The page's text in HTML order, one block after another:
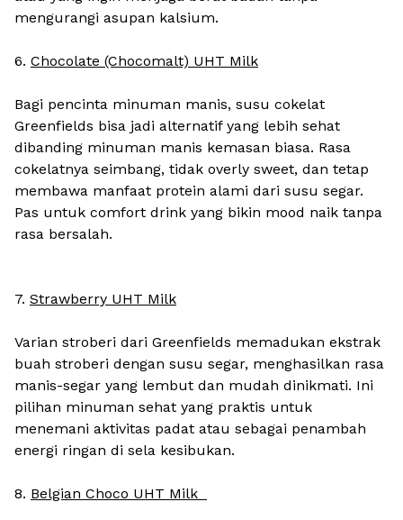
mengurangi asupan kalsium.
6. Chocolate (Chocomalt) UHT Milk
Bagi pencinta minuman manis, susu cokelat
Greenfields bisa jadi alternatif yang lebih sehat
dibanding minuman manis kemasan biasa. Rasa
cokelatnya seimbang, tidak overly sweet, dan tetap
membawa manfaat protein alami dari susu segar.
Pas untuk comfort drink yang bikin mood naik tanpa
rasa bersalah.
7. Strawberry UHT Milk
Varian stroberi dari Greenfields memadukan ekstrak
buah stroberi dengan susu segar, menghasilkan rasa
manis-segar yang lembut dan mudah dinikmati. Ini
pilihan minuman sehat yang praktis untuk
menemani aktivitas padat atau sebagai penambah
energi ringan di sela kesibukan.
8. Bel­gian Choco UHT Milk